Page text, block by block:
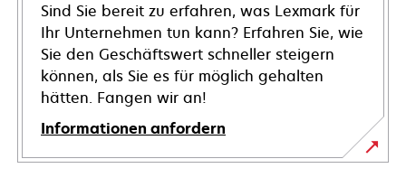
Sind Sie bereit zu erfahren, was Lexmark für
Ihr Unternehmen tun kann? Erfahren Sie, wie
Sie den Geschäftswert schneller steigern
können, als Sie es für möglich gehalten
hätten. Fangen wir an!
Informationen anfordern